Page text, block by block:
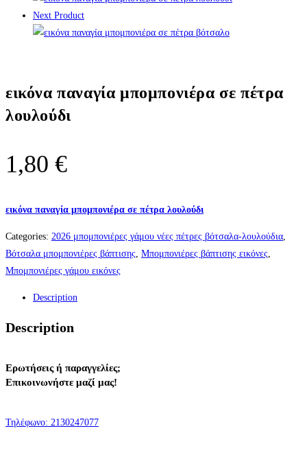
Next Product
εικόνα παναγία μπομπονιέρα σε πέτρα
λουλούδι
1,80 €
εικόνα παναγία μπομπονιέρα σε πέτρα λουλούδι
Categories: 2026 μπομπονιέρες γάμου νέες πέτρες βότσαλα-λουλούδια,
Βότσαλα μπομπονιέρες βάπτισης, Μπομπονιέρες βάπτισης εικόνες,
Μπομπονιέρες γάμου εικόνες
Description
Description
Ερωτήσεις ή παραγγελίες;
Επικοινωνήστε μαζί μας!
Τηλέφωνo: 2130247077